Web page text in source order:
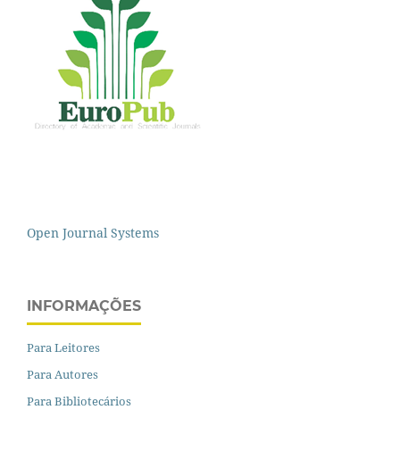
Open Journal Systems
INFORMAÇÕES
Para Leitores
Para Autores
Para Bibliotecários